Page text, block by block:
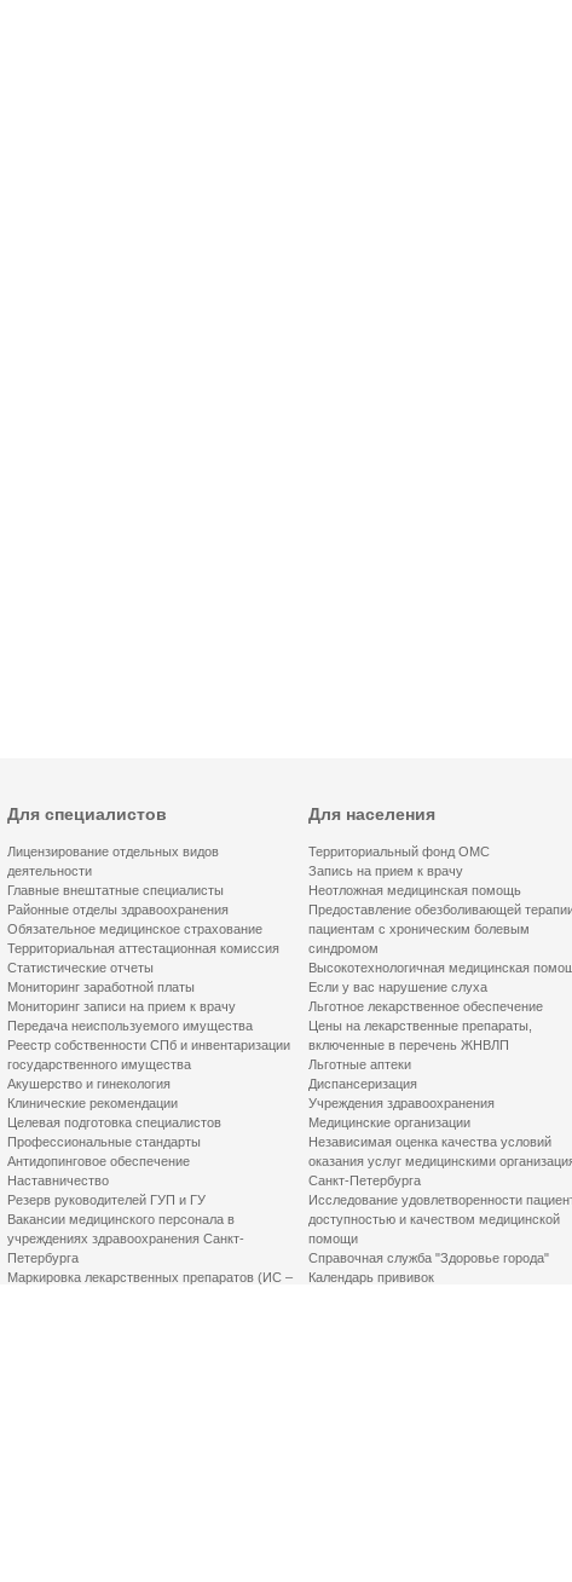
Для специалистов
Лицензирование отдельных видов
деятельности
Главные внештатные специалисты
Районные отделы здравоохранения
Обязательное медицинское страхование
Территориальная аттестационная комиссия
Статистические отчеты
Мониторинг заработной платы
Мониторинг записи на прием к врачу
Передача неиспользуемого имущества
Реестр собственности СПб и инвентаризации
государственного имущества
Акушерство и гинекология
Клинические рекомендации
Целевая подготовка специалистов
Профессиональные стандарты
Антидопинговое обеспечение
Наставничество
Резерв руководителей ГУП и ГУ
Вакансии медицинского персонала в
учреждениях здравоохранения Санкт-
Петербурга
Маркировка лекарственных препаратов (ИС –
Для населения
Территориальный фонд ОМС
Запись на прием к врачу
Неотложная медицинская помощь
Предоставление обезболивающей
пациентам с хроническим болевым
синдромом
Высокотехнологичная медицинская
Если у вас нарушение слуха
Льготное лекарственное обеспечение
Цены на лекарственные препараты,
включенные в перечень ЖНВЛП
Льготные аптеки
Диспансеризация
Учреждения здравоохранения
Медицинские организации
Независимая оценка качества условий
оказания услуг медицинскими
Санкт-Петербурга
Исследование удовлетворенности
доступностью и качеством медицинской
помощи
Справочная служба "Здоровье города"
Календарь прививок